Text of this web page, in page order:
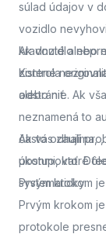
súlad údajov v
vozidlo
kradnuté alebo
zistené
odstrániť.
Ak vozidlo
Kontrola
alebo nie. Ak
neznamená to
často odhalí
postupovať.
systematicky.
Ak vás zaujíma,,
úkonmi, ktoré
Prvým krokom
Prvým krokom
protokole